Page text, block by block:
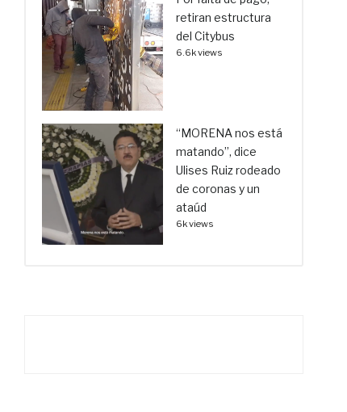
retiran estructura
del Citybus
6.6k views
“MORENA nos está
matando”, dice
Ulises Ruiz rodeado
de coronas y un
ataúd
6k views